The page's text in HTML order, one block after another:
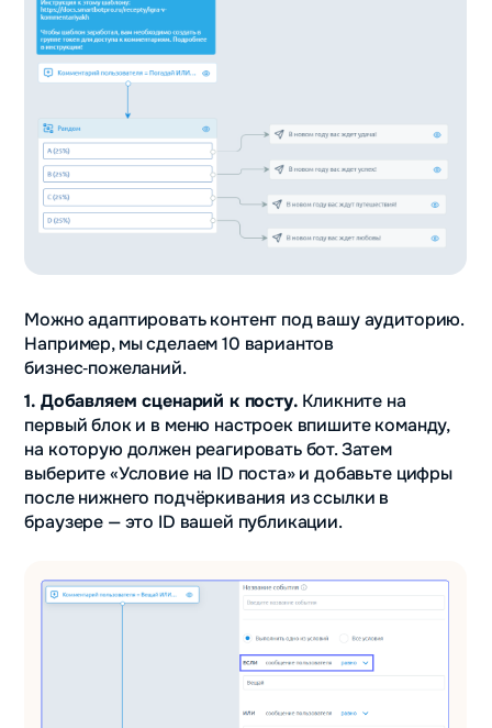
Можно адаптировать контент под вашу аудиторию.
Например, мы сделаем 10 вариантов
бизнес‑пожеланий.
1. Добавляем сценарий к посту. Кликните на
первый блок и в меню настроек впишите команду,
на которую должен реагировать бот. Затем
выберите «Условие на ID поста» и добавьте цифры
после нижнего подчёркивания из ссылки в
браузере — это ID вашей публикации.